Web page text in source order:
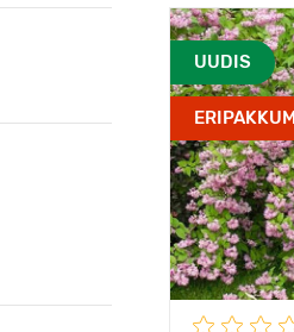
UUDIS
Omadused
Taime
Taimede
Päikseline,